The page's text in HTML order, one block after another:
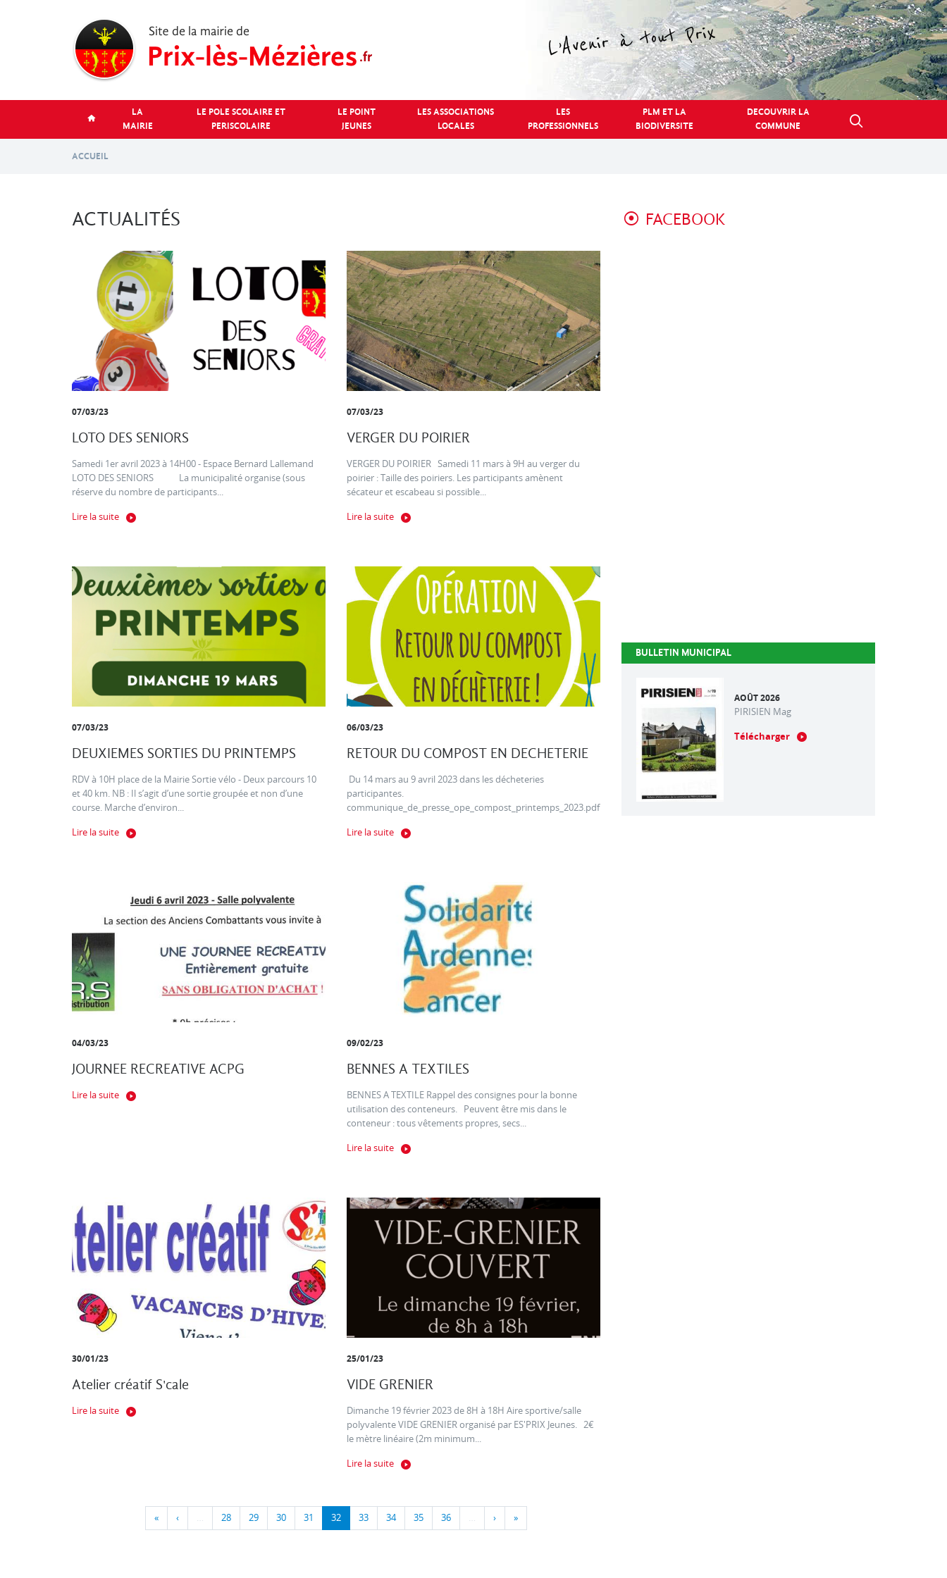
LA
MAIRIE
LE POLE SCOLAIRE ET
PERISCOLAIRE
LE POINT
JEUNES
LES ASSOCIATIONS
LOCALES
LES
PROFESSIONNELS
PLM ET LA
BIODIVERSITE
DECOUVRIR LA
COMMUNE
ACCUEIL
ACTUALITÉS
07/03/23
LOTO DES SENIORS
Samedi 1er avril 2023 à 14H00 - Espace Bernard Lallemand
LOTO DES SENIORS La municipalité organise (sous
réserve du nombre de participants...
Lire la suite
07/03/23
VERGER DU POIRIER
VERGER DU POIRIER Samedi 11 mars à 9H au verger du
poirier : Taille des poiriers. Les participants amènent
sécateur et escabeau si possible...
Lire la suite
07/03/23
DEUXIEMES SORTIES DU PRINTEMPS
RDV à 10H place de la Mairie Sortie vélo - Deux parcours 10
et 40 km. NB : Il s’agit d’une sortie groupée et non d’une
course. Marche d’environ...
Lire la suite
06/03/23
RETOUR DU COMPOST EN DECHETERIE
Du 14 mars au 9 avril 2023 dans les décheteries
participantes.
communique_de_presse_ope_compost_printemps_2023.pdf
Lire la suite
04/03/23
JOURNEE RECREATIVE ACPG
Lire la suite
09/02/23
BENNES A TEXTILES
BENNES A TEXTILE Rappel des consignes pour la bonne
utilisation des conteneurs. Peuvent être mis dans le
conteneur : tous vêtements propres, secs...
Lire la suite
30/01/23
Atelier créatif S'cale
Lire la suite
25/01/23
VIDE GRENIER
Dimanche 19 février 2023 de 8H à 18H Aire sportive/salle
polyvalente VIDE GRENIER organisé par ES'PRIX Jeunes. 2€
le mètre linéaire (2m minimum...
Lire la suite
« ‹ … 28 29 30 31 32 33 34 35 36 … › »
FACEBOOK
BULLETIN MUNICIPAL
AOÛT 2026
PIRISIEN Mag
Télécharger